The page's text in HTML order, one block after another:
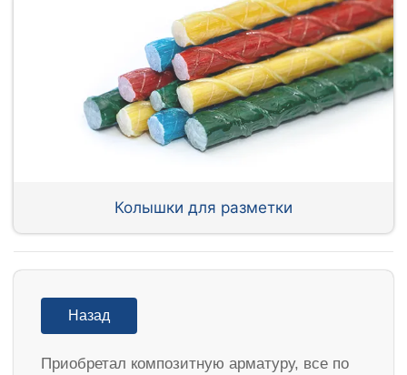
Колышки для разметки
Назад
Приобретал композитную арматуру, все по